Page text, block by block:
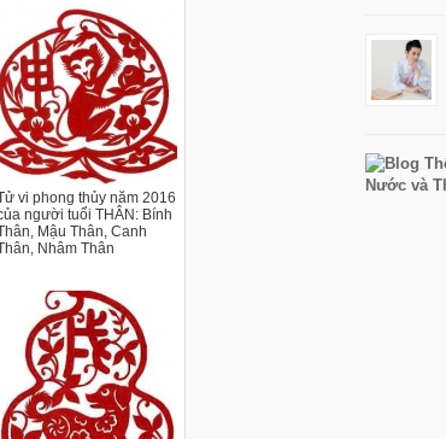
vi phong thủy năm 2016
người tuổi THÂN: Bính
Mậu Thân, Canh
Nhâm Thân